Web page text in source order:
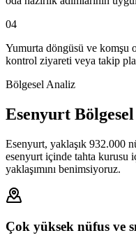
04
Yumurta döngüsü ve komşu
kontrol ziyareti veya takip
Bölgesel Analiz
Esenyurt
Esenyurt, yaklaşık 932.000
esenyurt içinde tahta kurusu
yaklaşımını benimsiyoruz.
Çok yüksek nüfus ve